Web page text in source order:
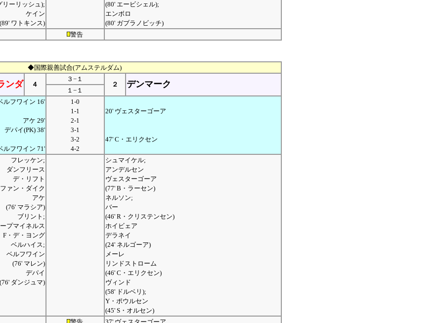
リーリッシュ);
ケイン
ワトキンス)
(80' エービシェル);
エンボロ
(80' ガブラノビッチ)
警告
◆国際親善試合(アムステルダム)
ンダ ４
３−１
２ デンマーク
１−１
ルフワイン 16'
アケ 29'
デパイ(PK) 38'
ルフワイン 71'
1-0
1-1
2-1
3-1
3-2
4-2
20' ヴェスターゴーア
47' C・エリクセン
フレッケン;
ダンフリース
デ・リフト
ファン・ダイク
アケ
(76' マラシア)
ブリント;
プマイネルス
F・デ・ヨング
ベルハイス;
ベルフワイン
(76' マレン)
デパイ
ダンジュマ)
シュマイケル;
アンデルセン
ヴェスターゴーア
(77' B・ラーセン)
ネルソン;
バー
(46' R・クリステンセン)
ホイビェア
デラネイ
(24' ネルゴーア)
メーレ
リンドストローム
(46' C・エリクセン)
ヴィンド
(58' ドルベリ);
Y・ポウルセン
(45' S・オルセン)